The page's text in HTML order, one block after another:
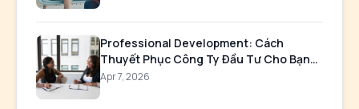
Professional Development: Cách
Thuyết Phục Công Ty Đầu Tư Cho Bạn
Học
Apr 7, 2026